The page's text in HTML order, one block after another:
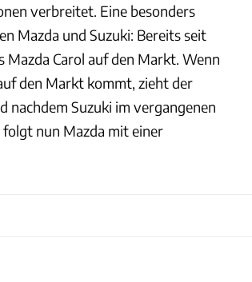
verbreitet. Eine besonders
Mazda und Suzuki: Bereits seit
Mazda Carol auf den Markt. Wenn
den Markt kommt, zieht der
Suzuki im vergangenen
folgt nun Mazda mit einer